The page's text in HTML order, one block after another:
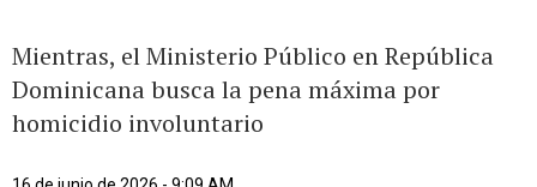
Mientras, el Ministerio Público en República
Dominicana busca la pena máxima por
homicidio involuntario